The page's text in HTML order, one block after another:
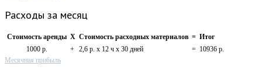
Расходы за месяц
Стоимость аренды X Стоимость расходных материалов = Итог
1000 р.
+ 2,6 р. х 12 ч х 30 дней = 10936 р.
Месячная прибыль